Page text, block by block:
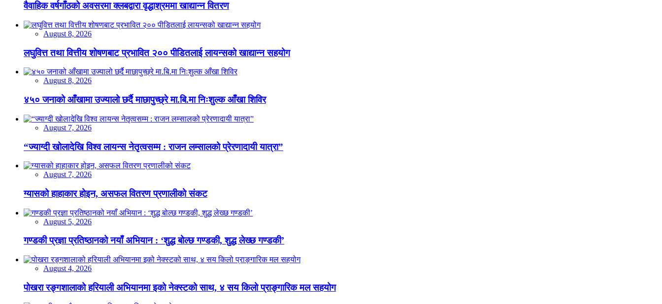
वैवाहिक वर्षगाँठको अवसरमा क्लबद्वारा वृद्धाश्रममा खाद्यान्न वितरण
August 8, 2026
लघुवित्त तथा वित्तीय शोषणबाट प्रभावित २०० पीडितलाई लायन्सको खाद्यान्न सहयोग
August 8, 2026
४५० जनाको आँखामा उज्यालो छर्दै माछापुच्छ्रे मा.बि.मा निःशुल्क आँखा शिविर
August 7, 2026
“ज्याग्दी खोलादेखि विश्व लायन्स नेतृत्वसम्म : राजन लम्सालको प्रेरणादायी यात्रा”
August 7, 2026
ग्यासको हाहाकार होइन, असफल वितरण प्रणालीको संकट
August 5, 2026
गण्डकी प्रज्ञा प्रतिष्ठानको नयाँ अभियान : ‘शुद्ध बोल्छ गण्डकी, शुद्ध लेख्छ गण्डकी’
August 4, 2026
पोखरा रङ्गशालाको हरियाली अभियानमा इको नेक्स्टको साथ, ४ सय किलो प्राङ्गारिक मल सहयोग